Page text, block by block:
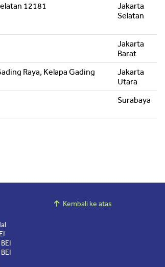
12181
Jakarta
Selatan
Jakarta
Barat
Raya, Kelapa Gading
Jakarta
Utara
Surabaya
Kembali ke atas